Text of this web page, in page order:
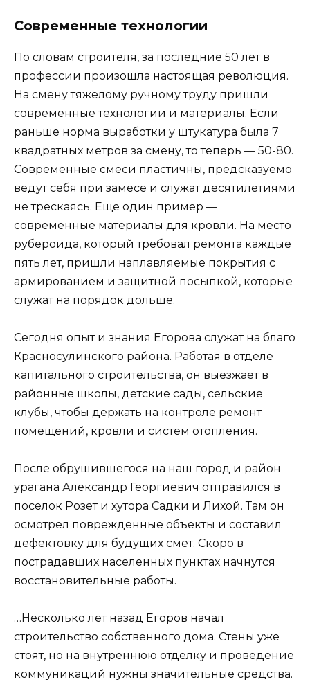
Современные технологии
По словам строителя, за последние 50 лет в
профессии произошла настоящая революция.
На смену тяжелому ручному труду пришли
современные технологии и материалы. Если
раньше норма выработки у штукатура была 7
квадратных метров за смену, то теперь — 50-80.
Современные смеси пластичны, предсказуемо
ведут себя при замесе и служат десятилетиями
не трескаясь. Еще один пример —
современные материалы для кровли. На место
рубероида, который требовал ремонта каждые
пять лет, пришли наплавляемые покрытия с
армированием и защитной посыпкой, которые
служат на порядок дольше.
Сегодня опыт и знания Егорова служат на благо
Красносулинского района. Работая в отделе
капитального строительства, он выезжает в
районные школы, детские сады, сельские
клубы, чтобы держать на контроле ремонт
помещений, кровли и систем отопления.
После обрушившегося на наш город и район
урагана Александр Георгиевич отправился в
поселок Розет и хутора Садки и Лихой. Там он
осмотрел поврежденные объекты и составил
дефектовку для будущих смет. Скоро в
пострадавших населенных пунктах начнутся
восстановительные работы.
…Несколько лет назад Егоров начал
строительство собственного дома. Стены уже
стоят, но на внутреннюю отделку и проведение
коммуникаций нужны значительные средства.